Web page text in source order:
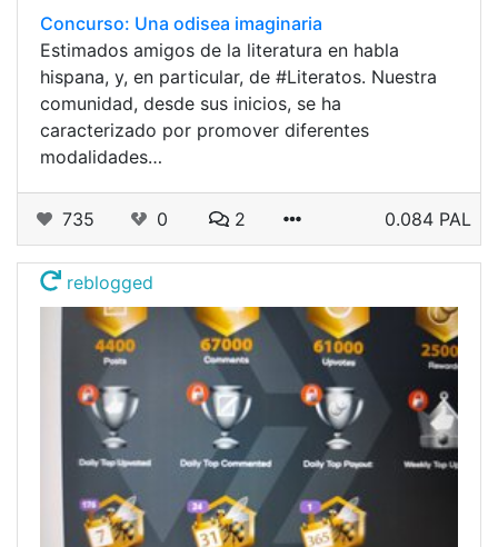
Concurso: Una odisea imaginaria
Estimados amigos de la literatura en habla
hispana, y, en particular, de #Literatos. Nuestra
comunidad, desde sus inicios, se ha
caracterizado por promover diferentes
modalidades…
735 0 2 0.084 PAL
reblogged